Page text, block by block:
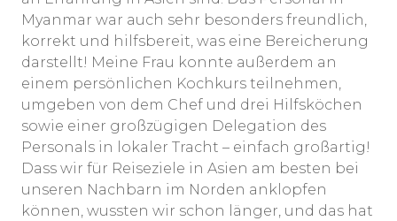
Myanmar war auch sehr besonders freundlich,
korrekt und hilfsbereit, was eine Bereicherung
darstellt! Meine Frau konnte außerdem an
einem persönlichen Kochkurs teilnehmen,
umgeben von dem Chef und drei Hilfsköchen
sowie einer großzügigen Delegation des
Personals in lokaler Tracht – einfach großartig!
Dass wir für Reiseziele in Asien am besten bei
unseren Nachbarn im Norden anklopfen
können, wussten wir schon länger, und das hat